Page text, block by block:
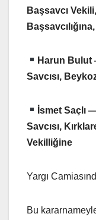
Başsavcı
Başsavcılığına,
Harun Bulut
Savcısı,
İsmet Saçlı
Savcısı,
Vekilliğine
Yargı
Bu